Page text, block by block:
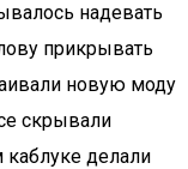
надевать
прикрывать
новую моду
скрывали
делали